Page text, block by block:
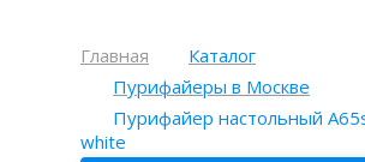
Главная
Каталог
Пурифайеры в Москве
Пурифайер настольный
white